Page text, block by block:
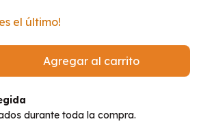
el último!
durante toda la compra.